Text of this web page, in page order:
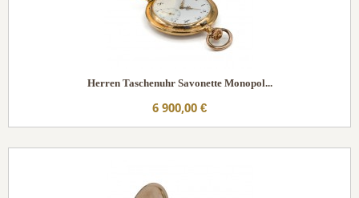
Herren Taschenuhr Savonette Monopol...
6 900,00 €